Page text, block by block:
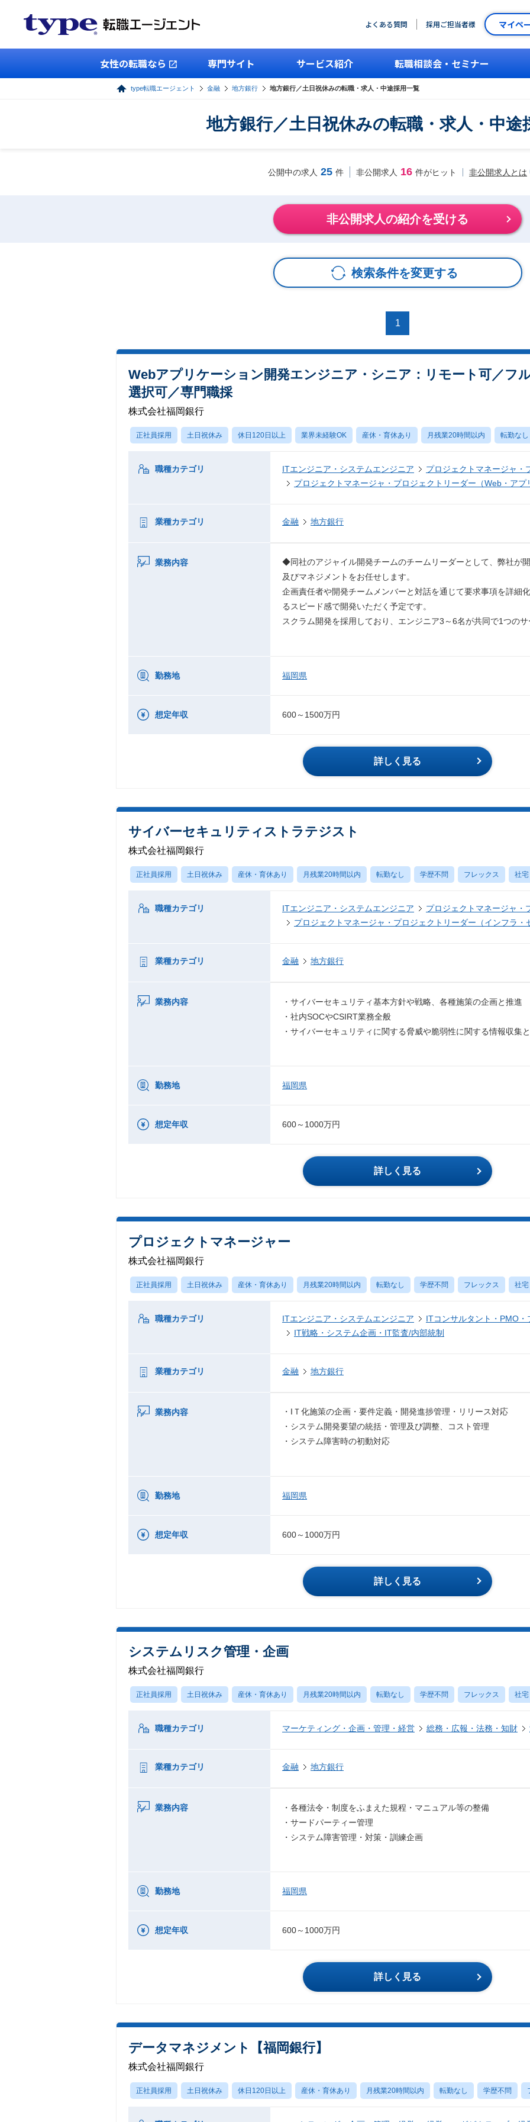
よくある質問 採用ご担当者様 マイペ
女性の転職なら 専門サイト サービス紹介 転職相談会・セミナー
type転職エージェント 金融 地方銀行 地方銀行／土日祝休みの転職・求人・中途採用一覧
地方銀行／土日祝休みの転職・求人・中途
公開中の求人 25 件 非公開求人 16 件がヒット 非公開求人とは
非公開求人の紹介を受ける
検索条件を変更する
1
Webアプリケーション開発エンジニア・シニア：リモート可／フ
選択可／専門職採
株式会社福岡銀行
正社員採用 土日祝休み 休日120日以上 業界未経験OK 産休・育休あり 月残業20時間以内 転勤なし
職種カテゴリ ITエンジニア・システムエンジニア
プロジェクトマネージャ・
プロジェクトマネージャ・プロジェクトリーダー（Web・アプ
業種カテゴリ 金融 地方銀行
業務内容
◆同社のアジャイル開発チームのチームリーダーとして、弊社が
及びマネジメントをお任せします。
企画責任者や開発チームメンバーと対話を通じて要求事項を詳細
るスピード感で開発いただく予定です。
スクラム開発を採用しており、エンジニア3～6名が共同で1つのサ
勤務地 福岡県
想定年収 600～1500万円
詳しく見る
サイバーセキュリティストラテジスト
株式会社福岡銀行
正社員採用 土日祝休み 産休・育休あり 月残業20時間以内 転勤なし 学歴不問 フレックス 社
職種カテゴリ ITエンジニア・システムエンジニア
プロジェクトマネージャ・
プロジェクトマネージャ・プロジェクトリーダー（インフラ・
業種カテゴリ 金融 地方銀行
業務内容
・サイバーセキュリティ基本方針や戦略、各種施策の企画と推進
・社内SOCやCSIRT業務全般
・サイバーセキュリティに関する脅威や脆弱性に関する情報収集
勤務地 福岡県
想定年収 600～1000万円
詳しく見る
プロジェクトマネージャー
株式会社福岡銀行
正社員採用 土日祝休み 産休・育休あり 月残業20時間以内 転勤なし 学歴不問 フレックス 社
職種カテゴリ ITエンジニア・システムエンジニア
ITコンサルタント・PMO・
IT戦略・システム企画・IT監査/内部統制
業種カテゴリ 金融 地方銀行
業務内容
・IＴ化施策の企画・要件定義・開発進捗管理・リリース対応
・システム開発要望の統括・管理及び調整、コスト管理
・システム障害時の初動対応
勤務地 福岡県
想定年収 600～1000万円
詳しく見る
システムリスク管理・企画
株式会社福岡銀行
正社員採用 土日祝休み 産休・育休あり 月残業20時間以内 転勤なし 学歴不問 フレックス 社
職種カテゴリ マーケティング・企画・管理・経営 総務・広報・法務・知財
業種カテゴリ 金融 地方銀行
業務内容
・各種法令・制度をふまえた規程・マニュアル等の整備
・サードパーティー管理
・システム障害管理・対策・訓練企画
勤務地 福岡県
想定年収 600～1000万円
詳しく見る
データマネジメント【福岡銀行】
株式会社福岡銀行
正社員採用 土日祝休み 休日120日以上 産休・育休あり 月残業20時間以内 転勤なし 学歴不問